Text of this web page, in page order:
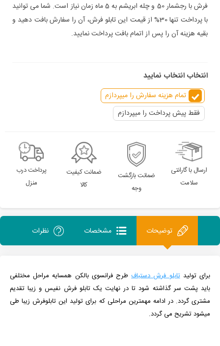
فرش با رجشمار 50 و چله ابریشم به 5 ماه زمان نیاز است. شما می توانید
با پرداخت تنها 30% از قیمت این تابلو فرش، آن را سفارش بافت دهید و
بقیه هزینه آن را پس از اتمام بافت پرداخت نمایید.
انتخاب انتخاب نمایید
تمام هزینه سفارش را میپردازم
فقط پیش پرداخت را میپردازم
ارسال با گارانتی
سلامت
ضمانت بازگشت
وجه
ضمانت کیفیت
کالا
پرداخت درب
منزل
توضیحات مشخصات نظرات
برای تولیدتابلو فرش دستبافطرح فرانسوی بالکن همسایه مراحل مختلفی
باید پشت سر گذاشته شود تا در نهایت یک تابلو فرش نفیس و زیبا تقدیم
مشتری گردد. در ادامه مهمترین مراحلی که برای تولید این تابلوفرش زیبا طی
میشود تشریح می گردد.